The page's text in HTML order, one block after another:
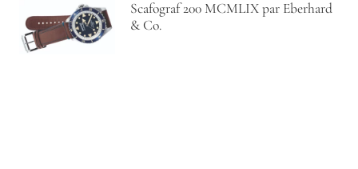
Scafograf 200 MCMLIX par Eberhard
& Co.